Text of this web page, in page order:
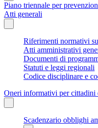
Piano triennale per
Atti generali
Riferimenti normativi
Atti amministrativi
Documenti di
Statuti e leggi regionali
Codice disciplinare e
Oneri informativi per cittadini
Scadenzario obblighi